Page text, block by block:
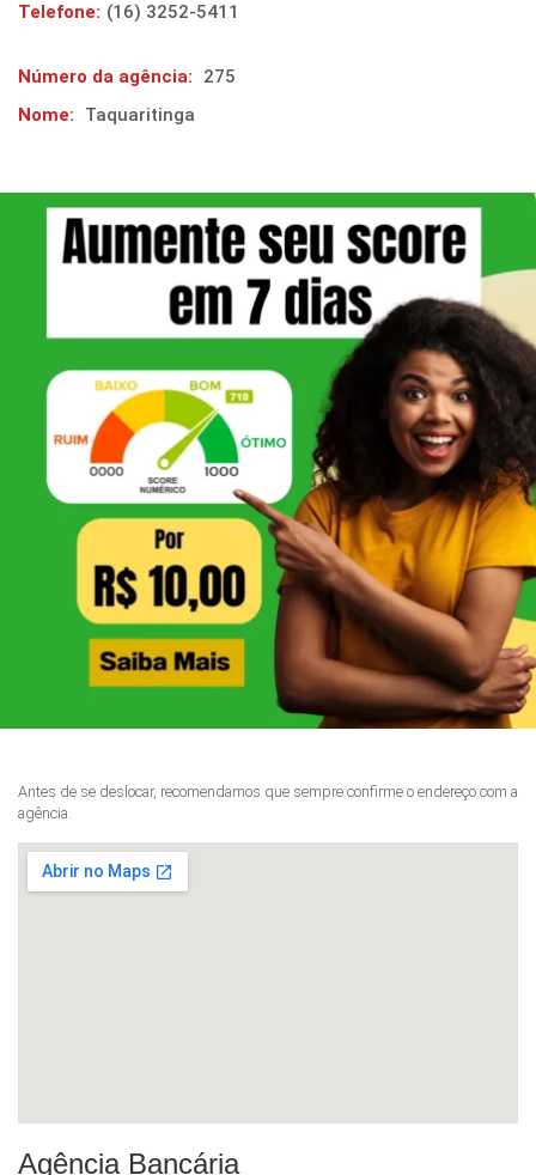
Telefone: (16) 3252-5411
Número da agência:
275
Nome:
Taquaritinga
Antes de se deslocar, recomendamos que sempre confirme o endereço com a
agência.
Agência Bancária